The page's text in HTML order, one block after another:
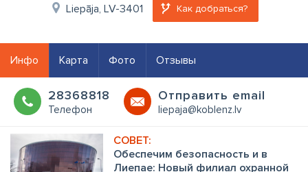
Liepāja, LV-3401 Как добраться?
Инфо Карта Фото Отзывы
28368818
Телефон
Oтправить email
liepaja@koblenz.lv
Обеспечим безопасность и в
Лиепае: Новый филиал охранной